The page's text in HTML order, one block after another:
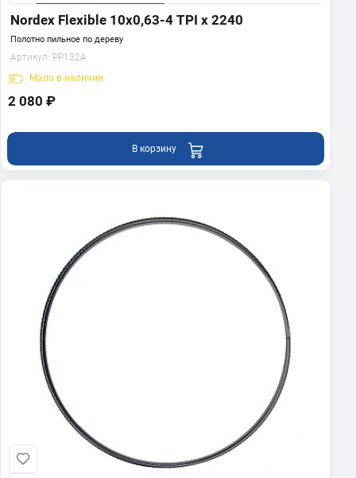
Nordex Flexible 10x0,63-4 TPI x 2240
Полотно пильное по дереву
Артикул: PP132A
Мало в наличии
2 080 ₽
В корзину